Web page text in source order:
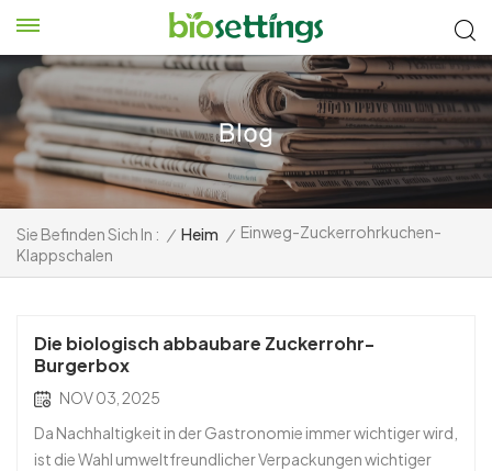
Sie Befinden Sich In : / Heim / Einweg-Zuckerrohrkuchen-
Klappschalen
Die biologisch abbaubare Zuckerrohr-
Burgerbox
NOV 03, 2025
Da Nachhaltigkeit in der Gastronomie immer wichtiger wird,
ist die Wahl umweltfreundlicher Verpackungen wichtiger